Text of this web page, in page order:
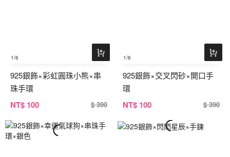
1/6
925銀飾×彩虹圓珠小熊×串
珠手環
NT$ 100 $ 390
1/6
925銀飾×交叉閃砂×開口手
環
NT$ 100 $ 390